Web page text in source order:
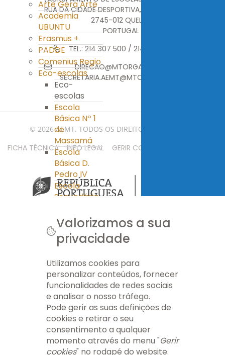
Arte Gera Arte
Academia
UBUNTU
Erasmus +
PADDE
Comenius Regio
Eco-escolas
Eco-
escolas
Escola
Básica Nº 1
de
Massamá
Escola
Básica D.
Pedro IV
Escola
Secundária
Torga
Clube Ciência
Ass. Pais/E.E.
Ass. Pais/E.E.
APEE EB nº 1
Massamá
APEE EB D.
Pedro IV
APEE ES Miguel
Torga
RUA DA CIDADE DESPORTIVA, MONTE ABRAÃO
2745-012 QUELUZ
PORTUGAL
TEL.: 214 307 500 / 214 376 314
DIRECAO@MTORGA.EDU.PT
SECRETARIA.AEMT@MTORGA.EDU.PT
© 2026 AEMT. TODOS OS DIREITOS RESERVADOS.
FICHA TÉCNICA INFO LEGAL GERIR COOKIES
Valorizamos a sua
privacidade
Utilizamos cookies para
personalizar conteúdos, fornecer
funcionalidades de redes sociais
e analisar o nosso tráfego.
Pode gerir as suas definições de
cookies e retirar o seu
consentimento a qualquer
momento através do menu "Gerir
cookies" no rodapé do website.